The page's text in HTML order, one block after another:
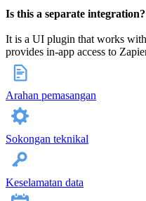
Is this a separate integration?
It is a UI plugin that works
provides in‑app access to
Arahan pemasangan
Sokongan teknikal
Keselamatan data